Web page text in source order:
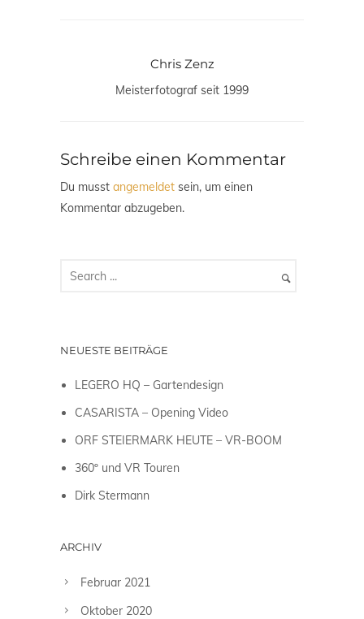
Chris Zenz
Meisterfotograf seit 1999
Schreibe einen Kommentar
Du musst angemeldet sein, um einen
Kommentar abzugeben.
NEUESTE BEITRÄGE
LEGERO HQ – Gartendesign
CASARISTA – Opening Video
ORF STEIERMARK HEUTE – VR-BOOM
360º und VR Touren
Dirk Stermann
ARCHIV
Februar 2021
Oktober 2020